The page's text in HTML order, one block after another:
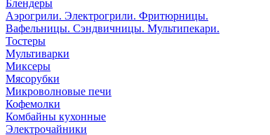
Блендеры
Аэрогрили. Электрогрили. Фритюрницы.
Вафельницы. Сэндвичницы. Мультипекари.
Тостеры
Мультиварки
Миксеры
Мясорубки
Микроволновые печи
Кофемолки
Комбайны кухонные
Электрочайники